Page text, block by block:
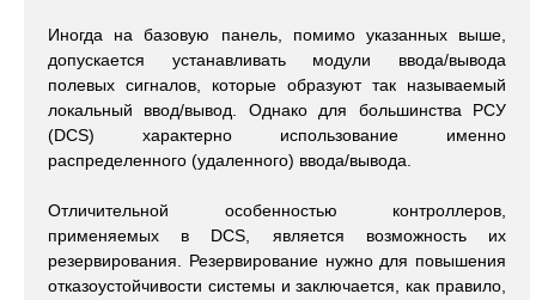
Иногда на базовую панель, помимо указанных выше,
допускается устанавливать модули ввода/вывода
полевых сигналов, которые образуют так называемый
локальный ввод/вывод. Однако для большинства РСУ
(DCS) характерно использование именно
распределенного (удаленного) ввода/вывода.
Отличительной особенностью контроллеров,
применяемых в DCS, является возможность их
резервирования. Резервирование нужно для повышения
отказоустойчивости системы и заключается, как правило,